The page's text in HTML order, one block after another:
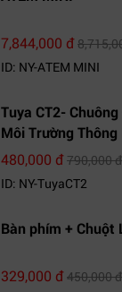
7,844,000 đ
ID: NY-ATEM MINI
Tuya CT2-
Môi Trường Thông
480,000 đ790,000 đ
ID: NY-TuyaCT2
Bàn phím + Chuột
329,000 đ450,000 đ